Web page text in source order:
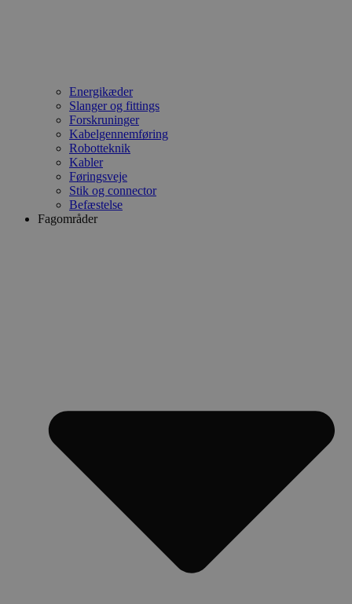
Energikæder
Slanger og fittings
Forskruninger
Kabelgennemføring
Robotteknik
Kabler
Føringsveje
Stik og connector
Befæstelse
Fagområder